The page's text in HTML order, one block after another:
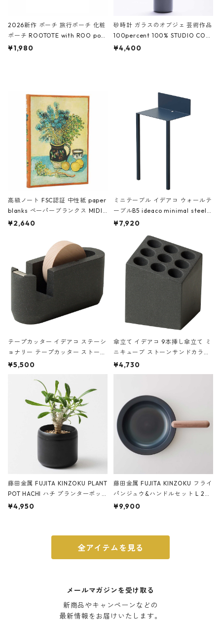
2026新作 ポーチ 旅行ポーチ 化粧
ポーチ ROOTOTE with ROO pou
ch 3532 ルートート WR.ポーチ.ラ
¥1,980
砂時計 ガラスのオブジェ 芸術作品
100percent 100% STUDIO COH
AKU Timeless 100パーセント ス
¥4,400
高級ノート FSC認証 中性紙 paper
blanks ペーパーブランクス MIDI
ハードカバー 罫線 ヴァン・ゴッホ
¥2,640
ミニテーブル イデアコ ウォールテ
ーブルB5 ideaco minimal steel f
urniture WALL Table B5 ネイビー
¥7,920
テープカッター イデアコ ステーシ
ョナリー テープカッター ストーン
サンドカラー 石調 ideaco Station
¥5,500
傘立て イデアコ 9本挿し傘立て ミ
ニキューブ ストーンサンドカラー
石調 ideaco Umbrella Stand CUB
E ストーンサンドブラック
¥4,730
藤田金属 FUJITA KINZOKU PLANT
POT HACHI ハチ プランターポッ
ト 3号 ブラック
¥4,950
藤田金属 FUJITA KINZOKU フライ
パンジュウ&ハンドルセット L 24c
m ガス火・IH対応 鉄フライパン
¥9,900
全アイテムを見る
メールマガジンを受け取る
新商品やキャンペーンなどの
最新情報をお届けいたします。